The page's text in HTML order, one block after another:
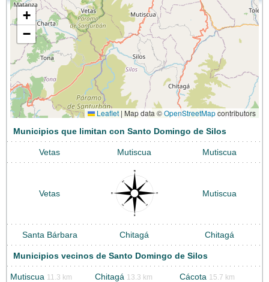
+
−
Leaflet | Map data ©OpenStreetMapcontributors
Municipios que limitan con Santo Domingo de Silos
Vetas Mutiscua Mutiscua
Vetas Mutiscua
Santa Bárbara Chitagá Chitagá
Municipios vecinos de Santo Domingo de Silos
Mutiscua 11.3 km Chitagá 13.3 km Cácota 15.7 km